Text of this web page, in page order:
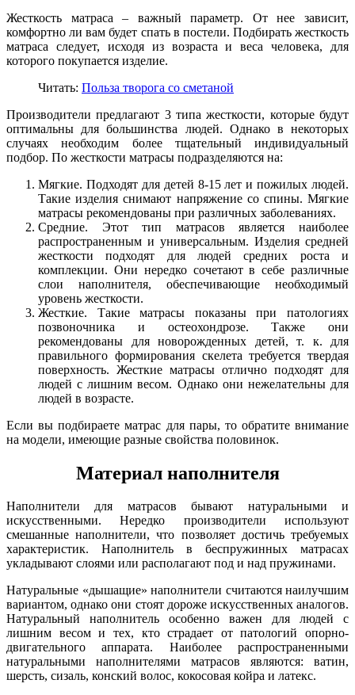
Жесткость матраса – важный параметр. От нее зависит,
комфортно ли вам будет спать в постели. Подбирать жесткость
матраса следует, исходя из возраста и веса человека, для
которого покупается изделие.
Читать: Польза творога со сметаной
Производители предлагают 3 типа жесткости, которые будут
оптимальны для большинства людей. Однако в некоторых
случаях необходим более тщательный индивидуальный
подбор. По жесткости матрасы подразделяются на:
Мягкие. Подходят для детей 8-15 лет и пожилых людей.
Такие изделия снимают напряжение со спины. Мягкие
матрасы рекомендованы при различных заболеваниях.
Средние. Этот тип матрасов является наиболее
распространенным и универсальным. Изделия средней
жесткости подходят для людей средних роста и
комплекции. Они нередко сочетают в себе различные
слои наполнителя, обеспечивающие необходимый
уровень жесткости.
Жесткие. Такие матрасы показаны при патологиях
позвоночника и остеохондрозе. Также они
рекомендованы для новорожденных детей, т. к. для
правильного формирования скелета требуется твердая
поверхность. Жесткие матрасы отлично подходят для
людей с лишним весом. Однако они нежелательны для
людей в возрасте.
Если вы подбираете матрас для пары, то обратите внимание
на модели, имеющие разные свойства половинок.
Материал наполнителя
Наполнители для матрасов бывают натуральными и
искусственными. Нередко производители используют
смешанные наполнители, что позволяет достичь требуемых
характеристик. Наполнитель в беспружинных матрасах
укладывают слоями или располагают под и над пружинами.
Натуральные «дышащие» наполнители считаются наилучшим
вариантом, однако они стоят дороже искусственных аналогов.
Натуральный наполнитель особенно важен для людей с
лишним весом и тех, кто страдает от патологий опорно-
двигательного аппарата. Наиболее распространенными
натуральными наполнителями матрасов являются: ватин,
шерсть, сизаль, конский волос, кокосовая койра и латекс.